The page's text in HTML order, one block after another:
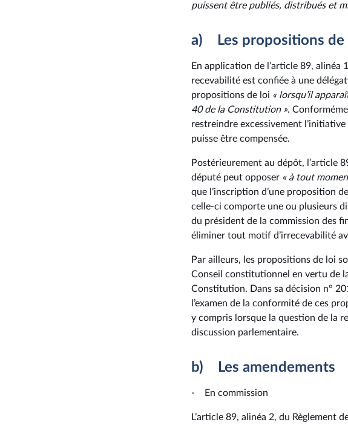
puissent être publiés, distribués et
a) Les propositions de
En application de l’article 89, alinéa
recevabilité est confiée à une
propositions de loi « lorsqu’il
40 de la Constitution ».
restreindre excessivement
puisse être compensée.
Postérieurement au dépôt, l’article
député peut opposer « à tout
que l’inscription d’une proposition
celle-ci comporte une ou plusieurs
du président de la commission des
éliminer tout motif d’irrecevabilité
Par ailleurs, les propositions de loi
Conseil constitutionnel en vertu de
Constitution. Dans sa décision n°
l’examen de la conformité de ces
y compris lorsque la question de la
discussion parlementaire.
b) Les amendements
- En commission
L’article 89, alinéa 2, du Règlement